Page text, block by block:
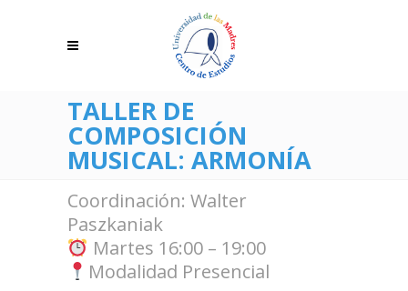
TALLER DE
COMPOSICIÓN
MUSICAL: ARMONÍA
Coordinación: Walter
Paszkaniak
Martes 16:00 – 19:00
Modalidad Presencial